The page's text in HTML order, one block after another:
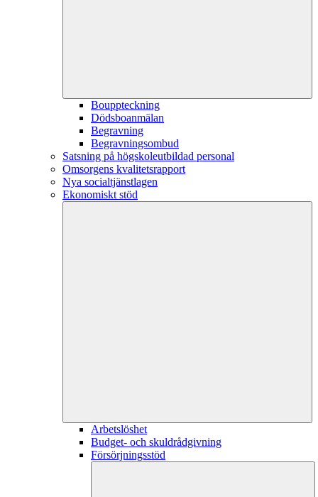
Bouppteckning
Dödsboanmälan
Begravning
Begravningsombud
Satsning på högskoleutbildad personal
Omsorgens kvalitetsrapport
Nya socialtjänstlagen
Ekonomiskt stöd
Arbetslöshet
Budget- och skuldrådgivning
Försörjningsstöd